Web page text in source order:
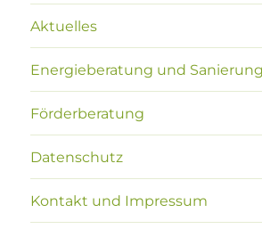
Aktuelles
Energieberatung und
Förderberatung
Datenschutz
Kontakt und Impressum